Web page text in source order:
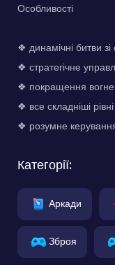
Особливості
❖ динамічні битви зі
❖ стратегічне
❖ покращення
❖ все складніші рівні
❖ розумне
Категорії:
Аркади
Зброя